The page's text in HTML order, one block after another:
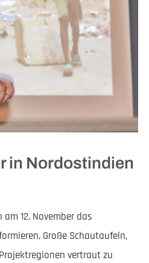
in Nordostindien
12. November das
Große Schautaufeln,
vertraut zu